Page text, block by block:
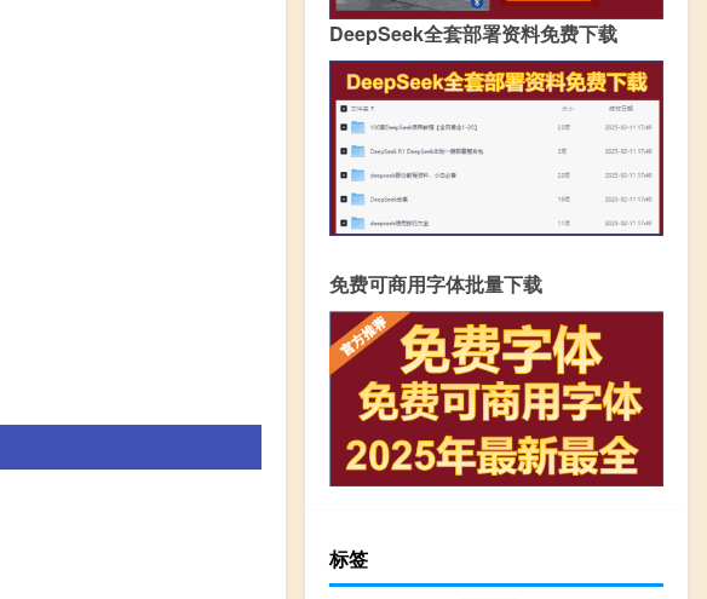
DeepSeek全套部署资料免费下载
免费可商用字体批量下载
标签